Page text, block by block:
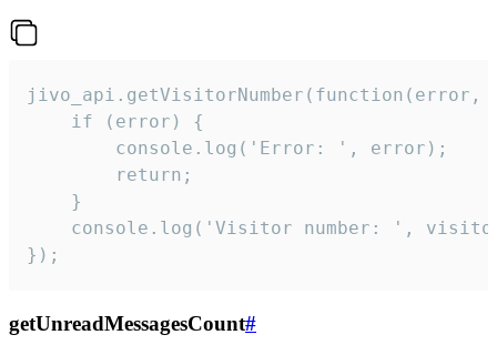
jivo_api.getVisitorNumber(function(error,
    if (error) {
        console.log('Error: ', error);
        return;
    }
console.log('Visitor number: ',
});
getUnreadMessagesCount#